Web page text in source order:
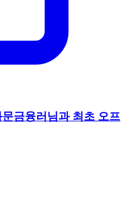
금융러님과 최초 오프